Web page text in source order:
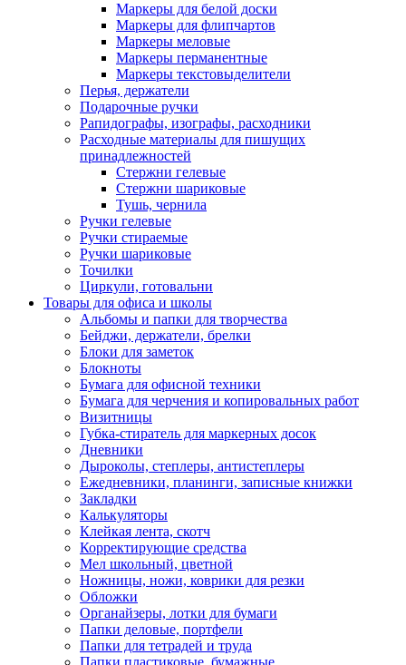
Маркеры для белой доски
Маркеры для флипчартов
Маркеры меловые
Маркеры перманентные
Маркеры текстовыделители
Перья, держатели
Подарочные ручки
Рапидографы, изографы, расходники
Расходные материалы для пишущих
принадлежностей
Стержни гелевые
Стержни шариковые
Тушь, чернила
Ручки гелевые
Ручки стираемые
Ручки шариковые
Точилки
Циркули, готовальни
Товары для офиса и школы
Альбомы и папки для творчества
Бейджи, держатели, брелки
Блоки для заметок
Блокноты
Бумага для офисной техники
Бумага для черчения и копировальных работ
Визитницы
Губка-стиратель для маркерных досок
Дневники
Дыроколы, степлеры, антистеплеры
Ежедневники, планинги, записные книжки
Закладки
Калькуляторы
Клейкая лента, скотч
Корректирующие средства
Мел школьный, цветной
Ножницы, ножи, коврики для резки
Обложки
Органайзеры, лотки для бумаги
Папки деловые, портфели
Папки для тетрадей и труда
Папки пластиковые, бумажные